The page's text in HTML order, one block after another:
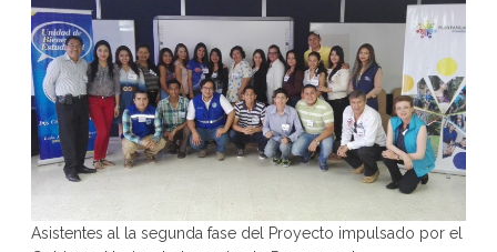
Asistentes al la segunda fase del Proyecto impulsado por el